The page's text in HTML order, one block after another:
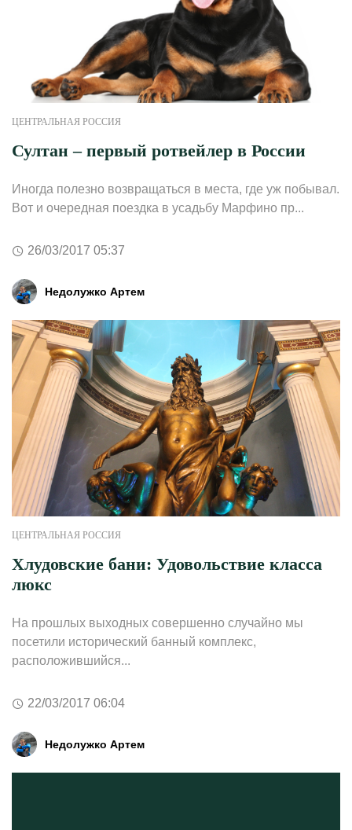
ЦЕНТРАЛЬНАЯ РОССИЯ
Султан – первый ротвейлер в России
Иногда полезно возвращаться в места, где уж побывал.
Вот и очередная поездка в усадьбу Марфино пр...
26/03/2017 05:37
Недолужко Артем
ЦЕНТРАЛЬНАЯ РОССИЯ
Хлудовские бани: Удовольствие класса
люкс
На прошлых выходных совершенно случайно мы
посетили исторический банный комплекс,
расположившийся...
22/03/2017 06:04
Недолужко Артем